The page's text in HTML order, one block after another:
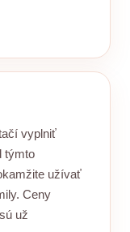
vyplniť
týmto
užívať
Ceny
už